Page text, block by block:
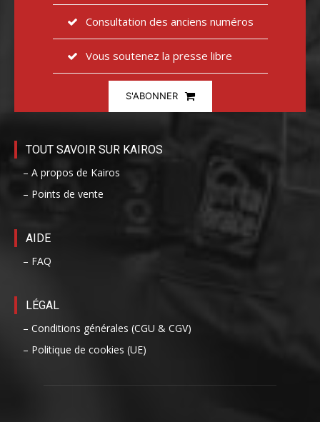
Consultation des anciens numéros
Vous soutenez la presse libre
S'ABONNER
TOUT SAVOIR SUR KAIROS
– A propos de Kairos
– Points de vente
AIDE
– FAQ
LÉGAL
– Conditions générales (CGU & CGV)
– Politique de cookies (UE)